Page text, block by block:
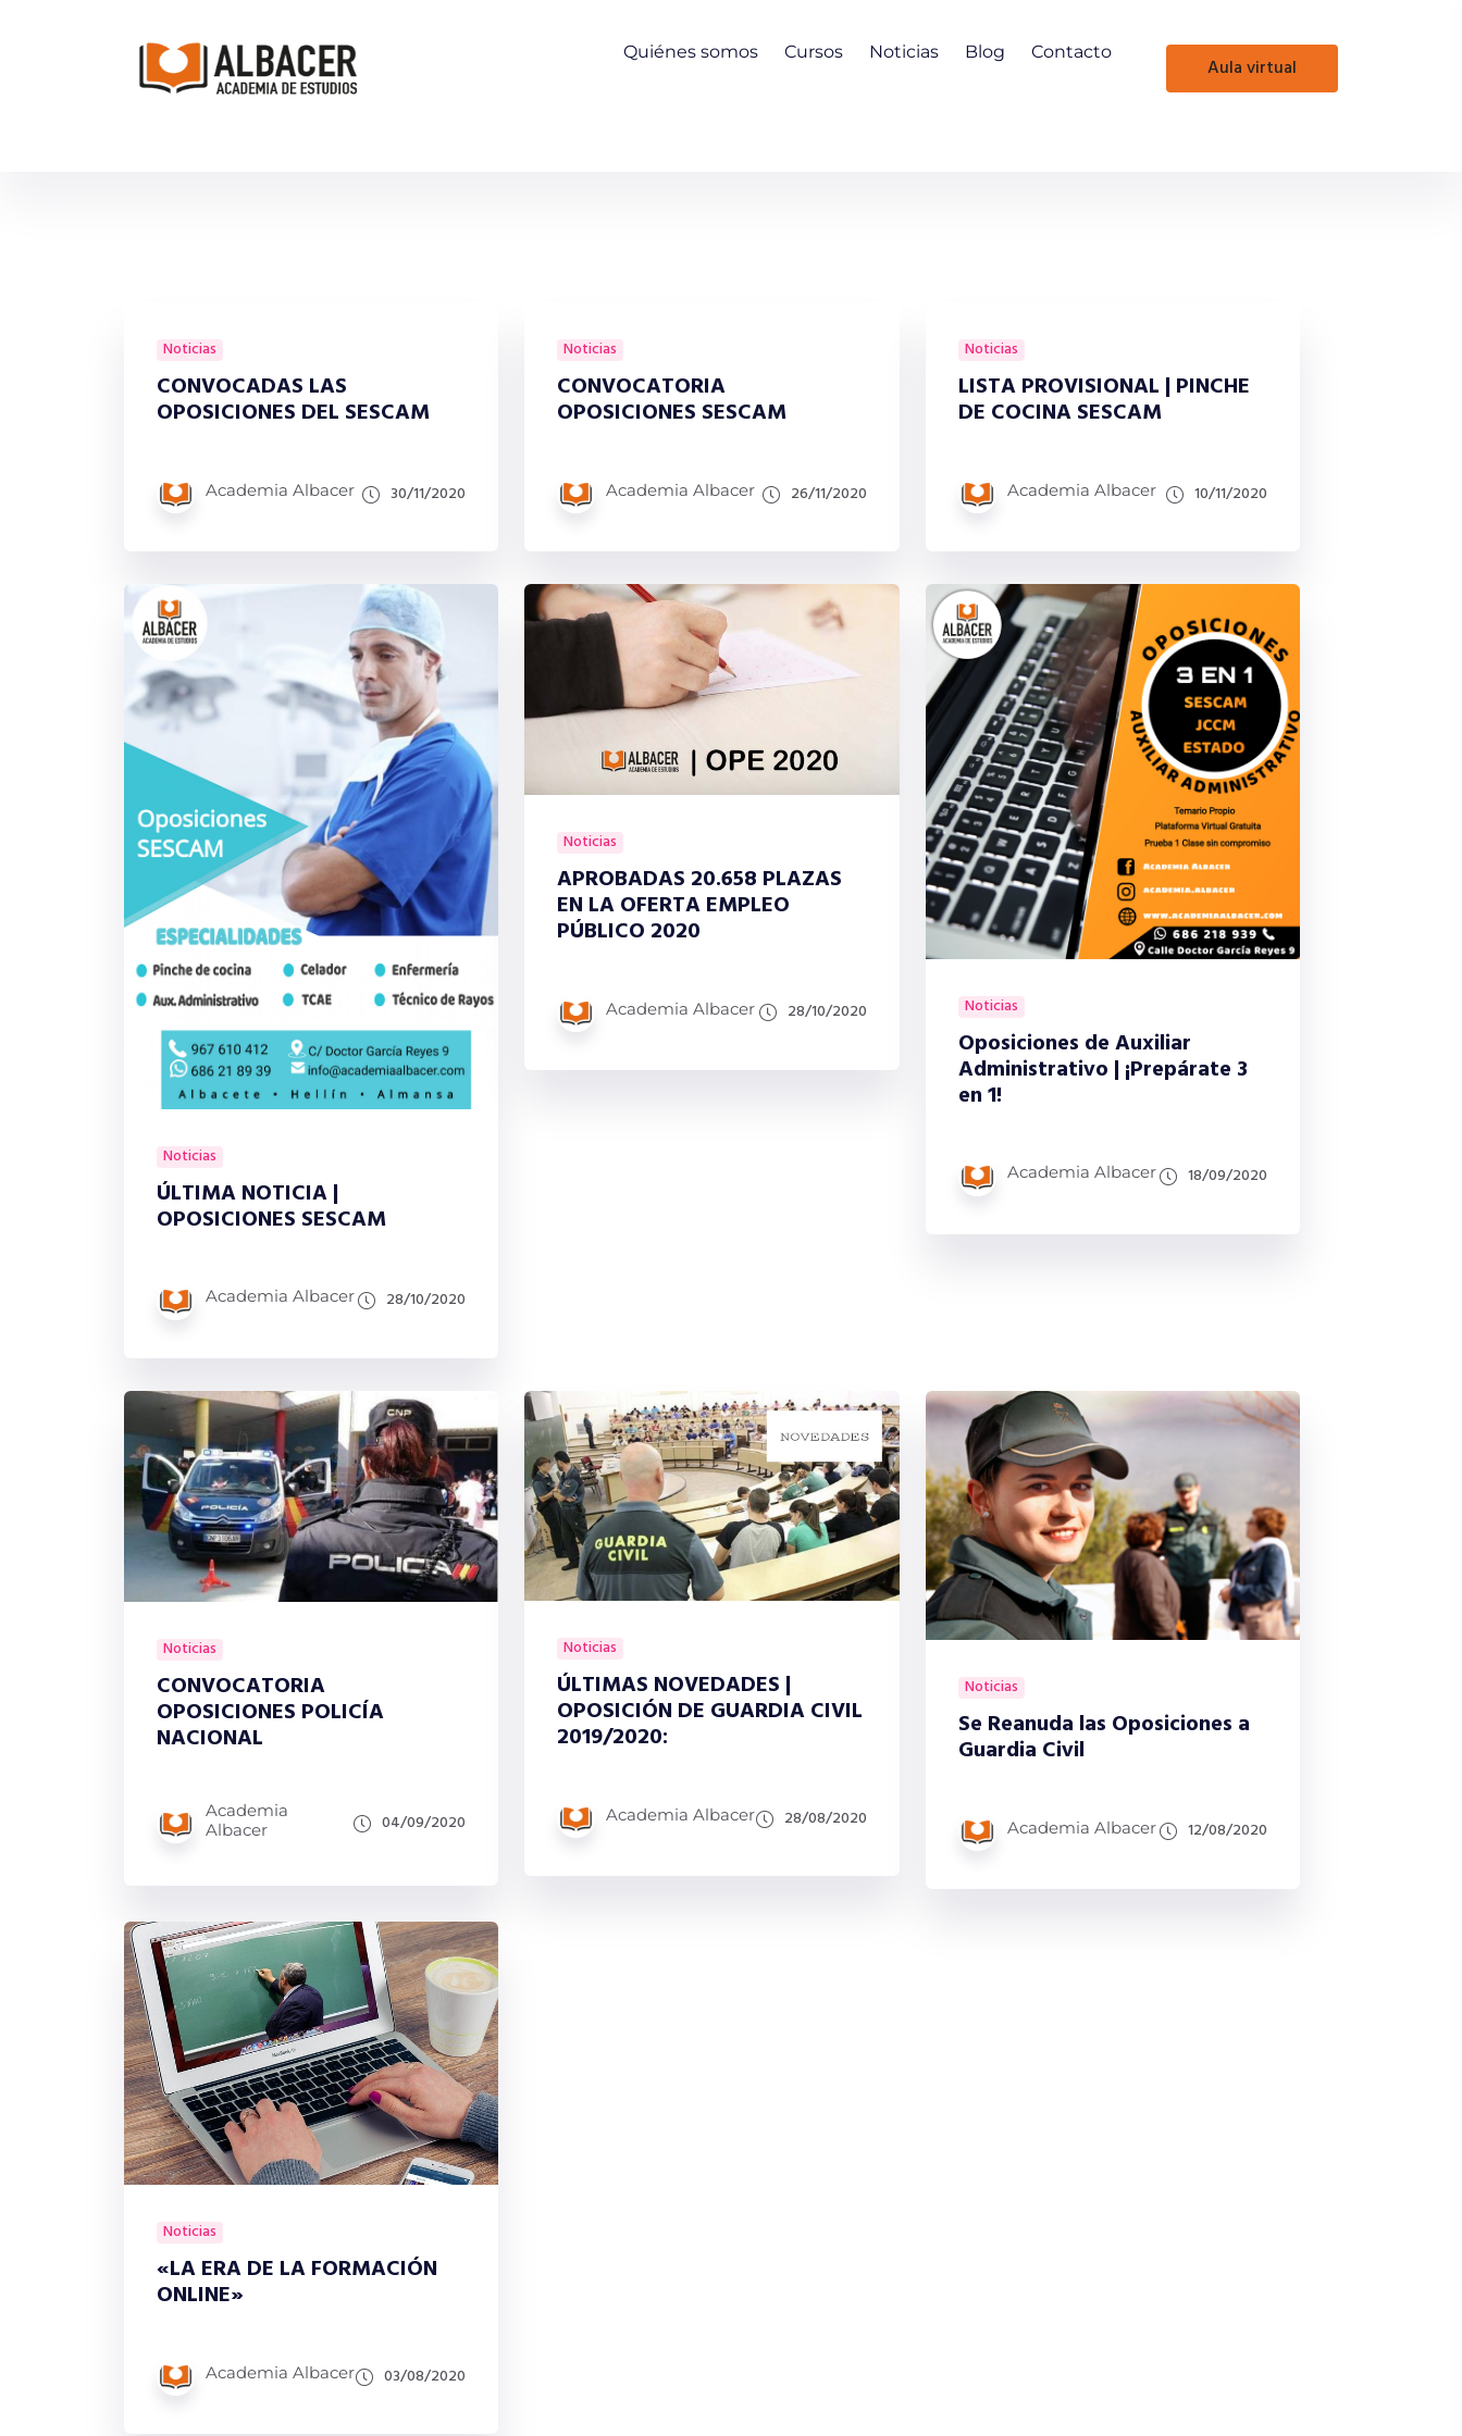
Quiénes somos Cursos Noticias Blog Contacto
aula virtual
Noticias
CONVOCADAS LAS
OPOSICIONES DEL SESCAM
Academia Albacer 30/11/2020
Noticias
CONVOCATORIA
OPOSICIONES SESCAM
Academia Albacer 26/11/2020
Noticias
LISTA PROVISIONAL | PINCHE
DE COCINA SESCAM
Academia Albacer 10/11/2020
Noticias
ÚLTIMA NOTICIA |
OPOSICIONES SESCAM
Academia Albacer 28/10/2020
Noticias
APROBADAS 20.658 PLAZAS
EN LA OFERTA EMPLEO
PÚBLICO 2020
Academia Albacer 28/10/2020 Noticias
Oposiciones de Auxiliar
Administrativo | ¡Prepárate 3
en 1!
Academia Albacer 18/09/2020
Noticias
CONVOCATORIA
OPOSICIONES POLICÍA
NACIONAL
Academia
Albacer
04/09/2020
Noticias
ÚLTIMAS NOVEDADES |
OPOSICIÓN DE GUARDIA CIVIL
2019/2020:
Academia Albacer 28/08/2020
Noticias
Se Reanuda las Oposiciones a
Guardia Civil
Academia Albacer 12/08/2020
Noticias
«LA ERA DE LA FORMACIÓN
ONLINE»
Academia Albacer 03/08/2020